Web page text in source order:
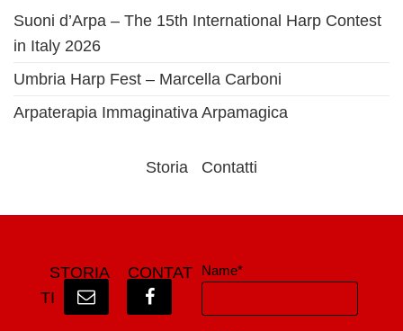
Suoni d’Arpa – The 15th International Harp Contest
in Italy 2026
Umbria Harp Fest – Marcella Carboni
Arpaterapia Immaginativa Arpamagica
Storia Contatti
STORIA
CONTAT
TI
Name*